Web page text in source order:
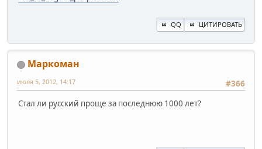
QQ ЦИТИРОВАТЬ
Маркоман
#366
июля 5, 2012, 14:17
Стал ли русский проще за последнюю 1000 лет?